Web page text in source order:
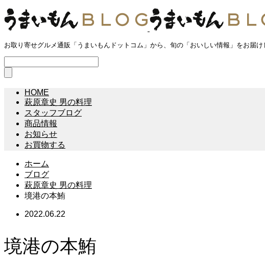
お取り寄せグルメ通販「うまいもんドットコム」から、旬の「おいしい情報」をお届け
HOME
萩原章史 男の料理
スタッフブログ
商品情報
お知らせ
お買物する
ホーム
ブログ
萩原章史 男の料理
境港の本鮪
2022.06.22
境港の本鮪